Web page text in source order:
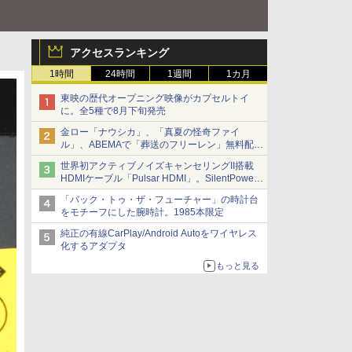
アクセスランキング
1時間 24時間 1週間 1カ月
東映の歴代オープニング映像がカプセルトイ
に。全5種で8月下旬発売
金ロー「ナウシカ」、「真夏の怪奇ファイ
ル」、ABEMAで「葬送のフリーレン」無料配信
など。夏の特番・配信情報
世界初アクティブノイズキャンセリングII搭載
HDMIケーブル「Pulsar HDMI」。SilentPower
から
「バック・トゥ・ザ・フューチャー」の時計台
をモチーフにした腕時計。1985本限定
純正の有線CarPlay/Android Autoをワイヤレス
化するアダプタ
もっと見る